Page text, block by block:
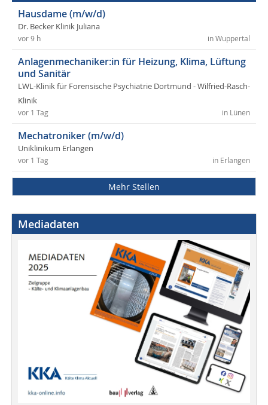
Hausdame (m/w/d)
Dr. Becker Klinik Juliana
in Wuppertal
vor 9 h
Anlagenmechaniker:in für Heizung, Klima, Lüftung
und Sanitär
LWL-Klinik für Forensische Psychiatrie Dortmund - Wilfried-Rasch-
Klinik
in Lünen
vor 1 Tag
Mechatroniker (m/w/d)
Uniklinikum Erlangen
in Erlangen
vor 1 Tag
Mehr Stellen
Mediadaten